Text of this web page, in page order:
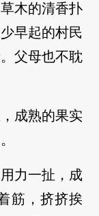
木的清香扑
早起的村民
父母也不耽
成熟的果实
力一扯，成
筋，挤挤挨